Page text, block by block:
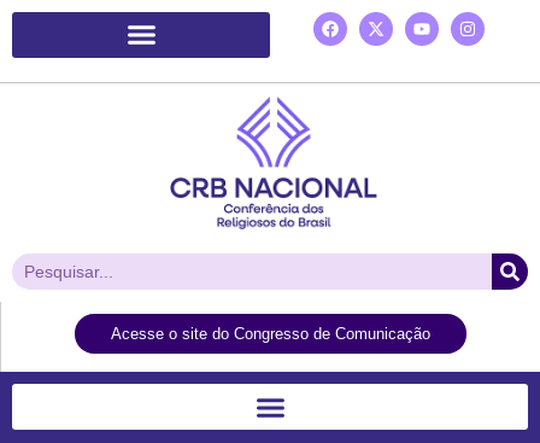
Acesse o site do Congresso de Comunicação